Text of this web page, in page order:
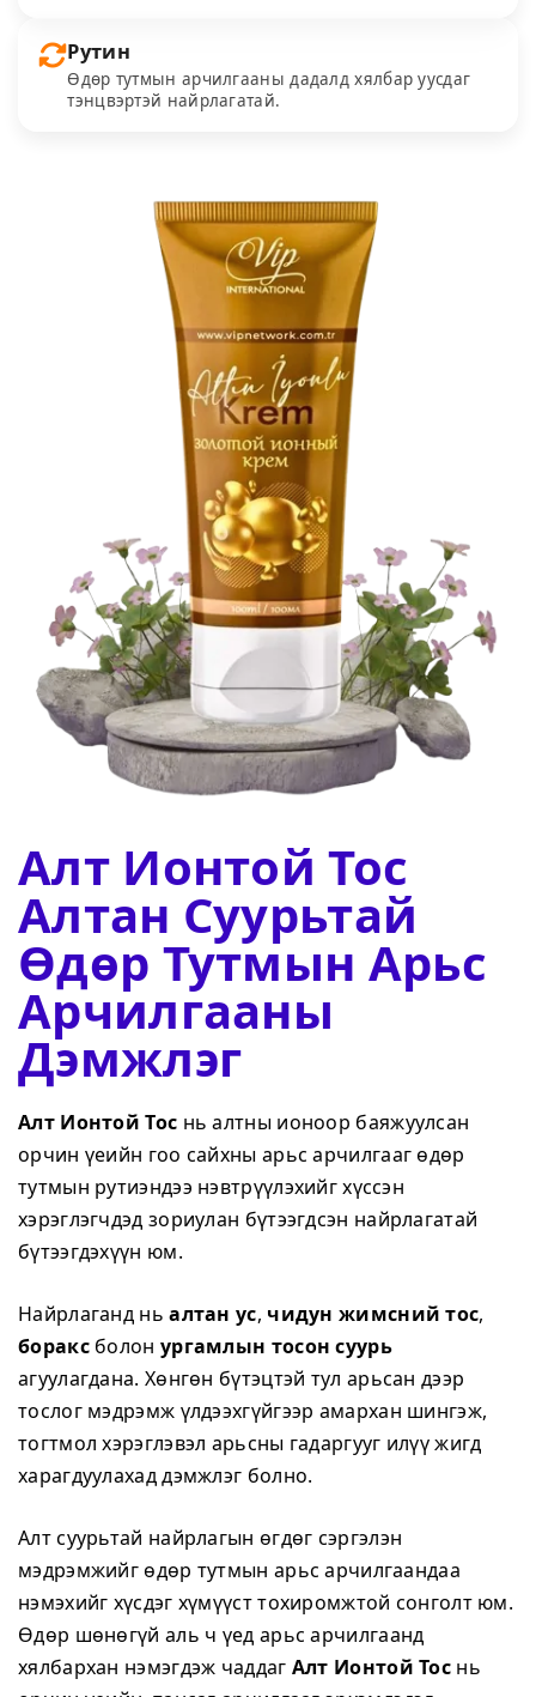
Рутин
Өдөр тутмын арчилгааны дадалд хялбар уусдаг
тэнцвэртэй найрлагатай.
Алт Ионтой Тос
Алтан Суурьтай
Өдөр Тутмын Арьс
Арчилгааны
Дэмжлэг
Алт Ионтой Тос нь алтны ионоор баяжуулсан
орчин үеийн гоо сайхны арьс арчилгааг өдөр
тутмын рутиэндээ нэвтрүүлэхийг хүссэн
хэрэглэгчдэд зориулан бүтээгдсэн найрлагатай
бүтээгдэхүүн юм.
Найрлаганд ньалтан ус, чидун жимсний тос,
бораксболон ургамлын тосон суурь
агуулагдана. Хөнгөн бүтэцтэй тул арьсан дээр
тослог мэдрэмж үлдээхгүйгээр амархан шингэж,
тогтмол хэрэглэвэл арьсны гадаргууг илүү жигд
харагдуулахад дэмжлэг болно.
Алт суурьтай найрлагын өгдөг сэргэлэн
мэдрэмжийг өдөр тутмын арьс арчилгаандаа
нэмэхийг хүсдэг хүмүүст тохиромжтой сонголт юм.
Өдөр шөнөгүй аль ч үед арьс арчилгаанд
хялбархан нэмэгдэж чаддаг Алт Ионтой Тос нь